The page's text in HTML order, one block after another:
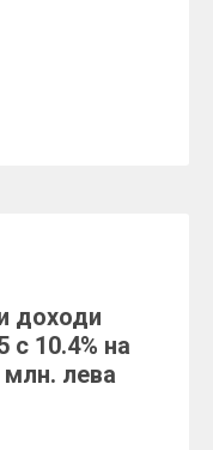
доходи
с 10.4% на
лева